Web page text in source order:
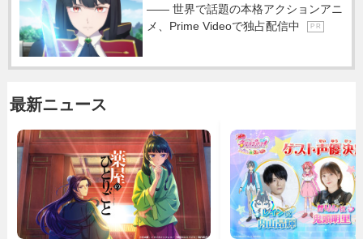
―― 世界で話題の本格アクションアニ
メ、Prime Videoで独占配信中
P R
最新ニュース